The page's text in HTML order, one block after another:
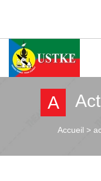
A
Accueil >